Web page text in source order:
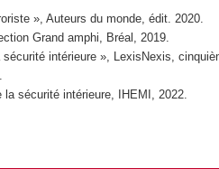
», Auteurs du monde, édit. 2020.
Grand amphi, Bréal, 2019.
intérieure »,
LexisNexis,
la sécurité intérieure, IHEMI, 2022.